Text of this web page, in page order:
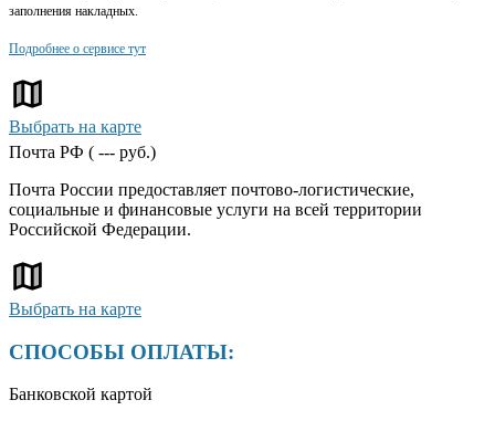
заполнения накладных.
Подробнее о сервисе тут
Выбрать на карте
Почта РФ ( --- руб.)
Почта России предоставляет почтово-логистические,
социальные и финансовые услуги на всей территории
Российской Федерации.
Выбрать на карте
СПОСОБЫ ОПЛАТЫ:
Банковской картой